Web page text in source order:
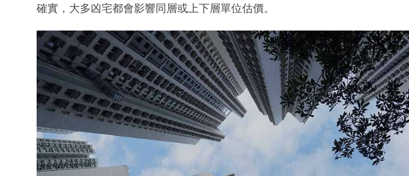
確實，大多凶宅都會影響同層或上下層單位估價。